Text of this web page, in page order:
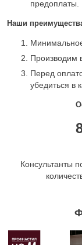
предоплаты.
Наши
Производим
Перед
убедиться в
Консультанты